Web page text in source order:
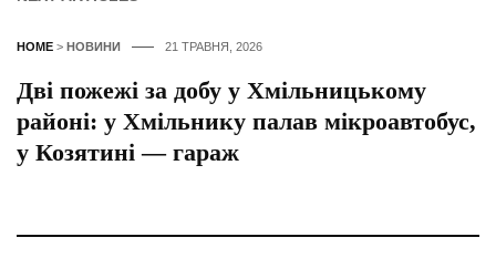
HOME > НОВИНИ 21 ТРАВНЯ, 2026
Дві пожежі за добу у Хмільницькому
районі: у Хмільнику палав мікроавтобус,
у Козятині — гараж